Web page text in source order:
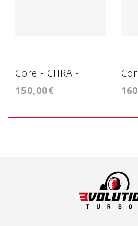
Core - CHRA -
Cartridge - BV50
150,00€